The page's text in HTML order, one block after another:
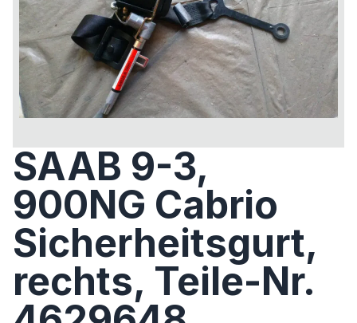
SAAB 9-3,
900NG Cabrio
Sicherheitsgurt,
rechts, Teile-Nr.